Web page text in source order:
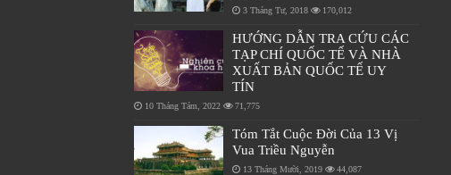
3 Tháng Tư, 2018 170,012
HƯỚNG DẪN TRA CỨU CÁC
TẠP CHÍ QUỐC TẾ VÀ NHÀ
XUẤT BẢN QUỐC TẾ UY
TÍN
10 Tháng Tám, 2022 71,775
Tóm Tắt Cuộc Đời Của 13 Vị
Vua Triều Nguyễn
13 Tháng Mười, 2019 44,087